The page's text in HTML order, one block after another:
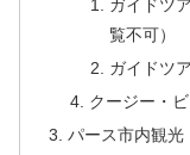
ガイドツ
覧不可）
ガイドツ
クージー・
パース市内観光